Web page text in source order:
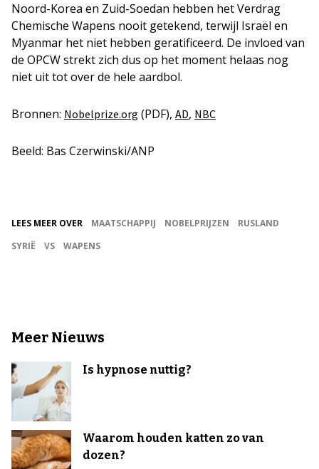
Noord-Korea en Zuid-Soedan hebben het Verdrag
Chemische Wapens nooit getekend, terwijl Israël en
Myanmar het niet hebben geratificeerd. De invloed van
de OPCW strekt zich dus op het moment helaas nog
niet uit tot over de hele aardbol.
Bronnen: Nobelprize.org (PDF), AD, NBC
Beeld: Bas Czerwinski/ANP
LEES MEER OVER MAATSCHAPPIJ NOBELPRIJZEN
RUSLAND
SYRIË
VS WAPENS
Meer Nieuws
Is hypnose nuttig?
Waarom houden katten zo van
dozen?